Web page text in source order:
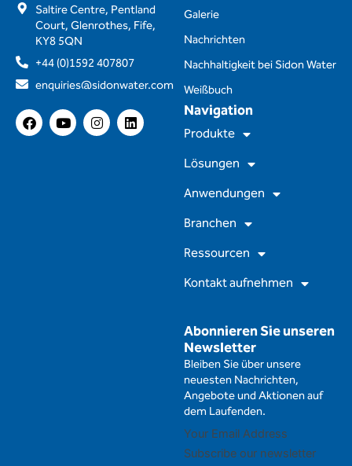
Saltire Centre, Pentland
Court, Glenrothes, Fife,
KY8 5QN
+44 (0)1592 407807
enquiries@sidonwater.com
F
a
Y
o
I
n
L
i
Abonnieren Sie unseren
Newsletter
Bleiben Sie über unsere
neuesten Nachrichten,
Angebote und Aktionen auf
dem Laufenden.
Subscribe our newsletter
Navigation
Produkte
Lösungen
Anwendungen
Branchen
Ressourcen
Kontakt aufnehmen
Galerie
Nachrichten
Nachhaltigkeit bei Sidon Water
Weißbuch